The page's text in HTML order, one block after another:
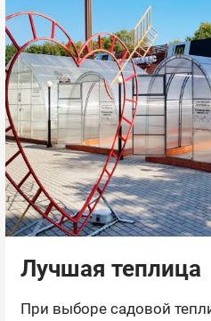
Лучшая теплица
При выборе садовой